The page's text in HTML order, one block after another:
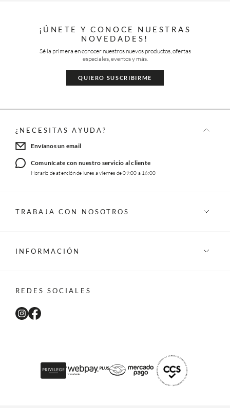
¡ÚNETE Y CONOCE NUESTRAS
NOVEDADES!
Sé la primera en conocer nuestros nuevos productos, ofertas
especiales, eventos y más.
QUIERO SUSCRIBIRME
¿NECESITAS AYUDA?
Envíanos un email
Comunícate con nuestro servicio al cliente
Horario de atención de lunes a viernes de 09:00 a 16:00
TRABAJA CON NOSOTROS
INFORMACIÓN
REDES SOCIALES